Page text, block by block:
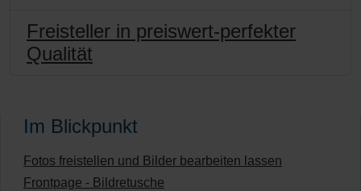
Freisteller in preiswert-perfekter
Qualität
Im Blickpunkt
Fotos freistellen und Bilder bearbeiten lassen
Frontpage - Bildretusche